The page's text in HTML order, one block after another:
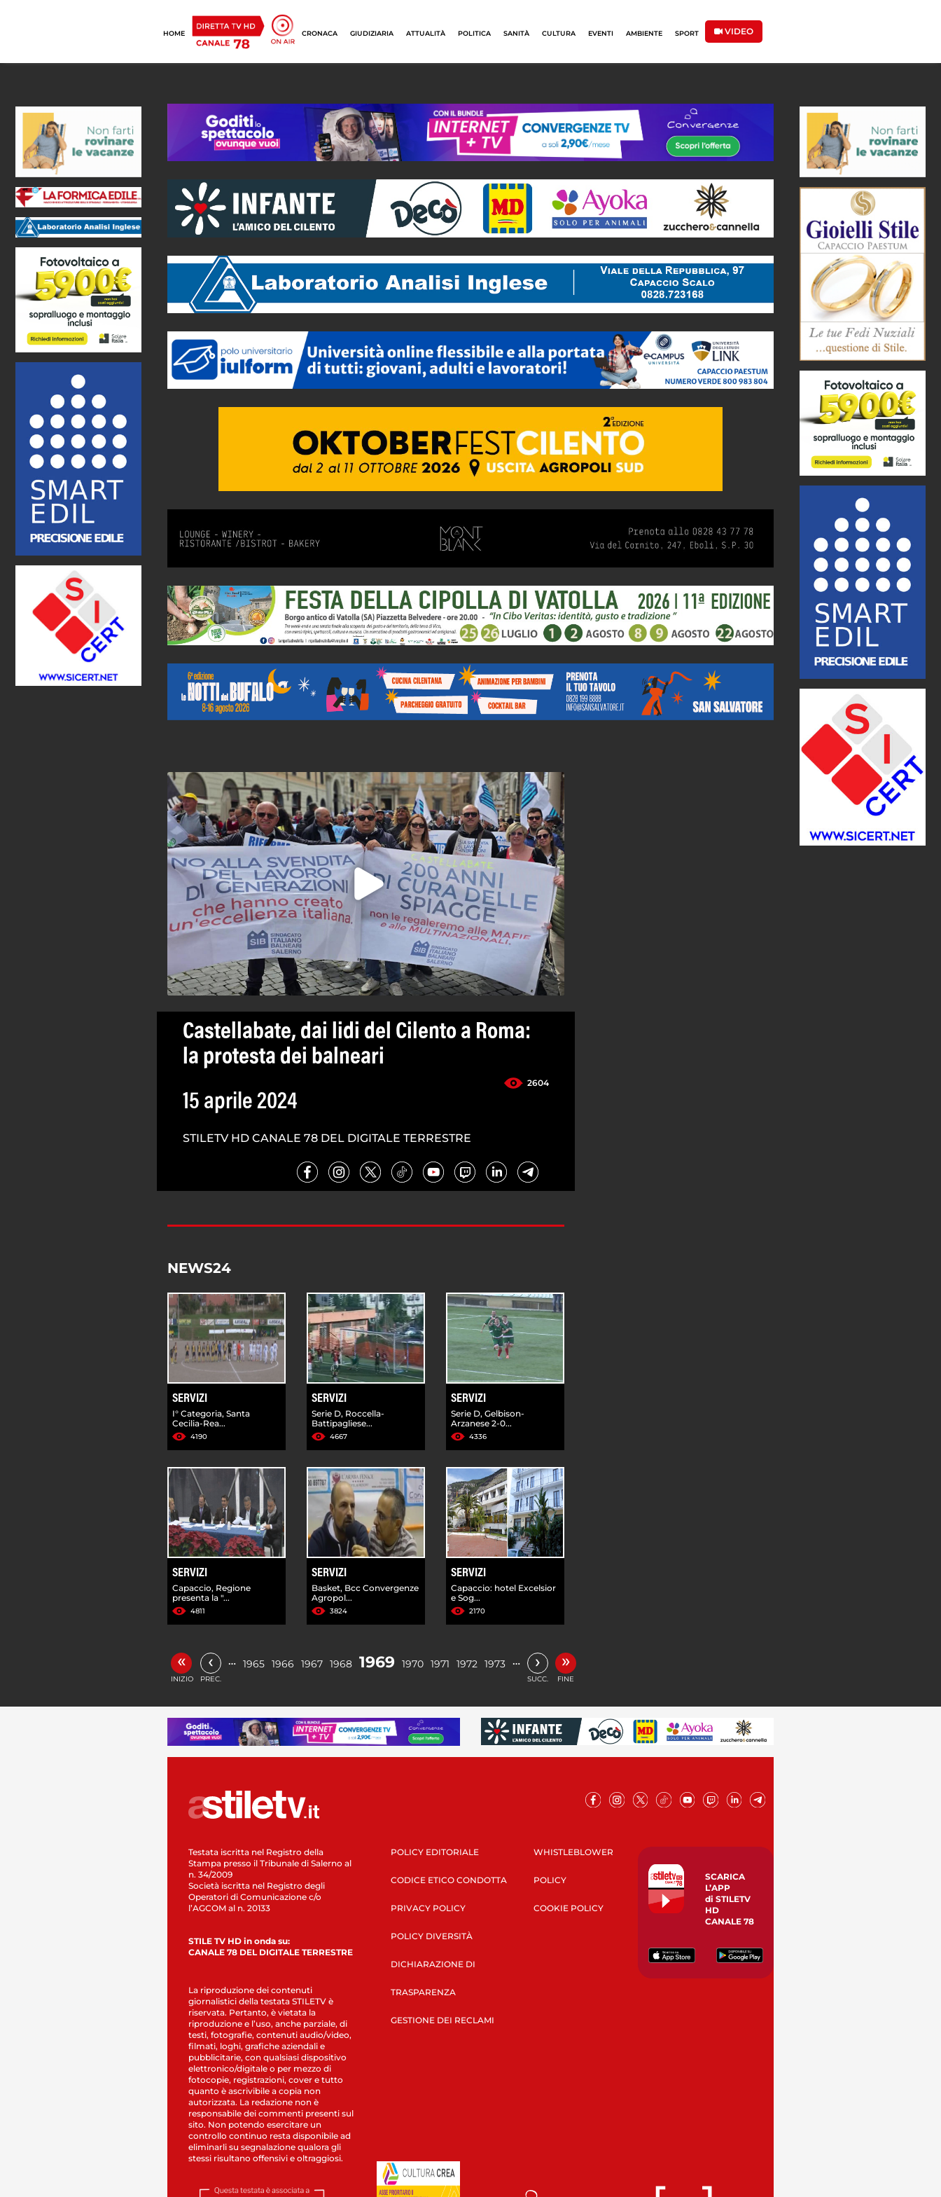
HOME CRONACA GIUDIZIARIA ATTUALITÀ POLITICA SANITÀ CULTURA EVENTI AMBIENTE SPORT VIDEO
Castellabate, dai lidi del Cilento a Roma:
la protesta dei balneari
2604
15 aprile 2024
STILETV HD CANALE 78 DEL DIGITALE TERRESTRE
NEWS24
SERVIZI
I° Categoria, Santa
Cecilia-Rea...
4190
SERVIZI
Serie D, Roccella-
Battipagliese...
4667
SERVIZI
Serie D, Gelbison-
Arzanese 2-0...
4336
SERVIZI
Capaccio, Regione
presenta la "...
4811
SERVIZI
Basket, Bcc Convergenze
Agropol...
3824
SERVIZI
Capaccio: hotel Excelsior
e Sog...
2170
«
INIZIO
‹
PREC.
… 1965 1966 1967 1968 1969 1970 1971 1972 1973 … ›
SUCC.
»
FINE
Testata iscritta nel Registro della
Stampa presso il Tribunale di Salerno al
n. 34/2009
Società iscritta nel Registro degli
Operatori di Comunicazione c/o
l’AGCOM al n. 20133
STILE TV HD in onda su:
CANALE 78 DEL DIGITALE TERRESTRE
La riproduzione dei contenuti
giornalistici della testata STILETV è
riservata. Pertanto, è vietata la
riproduzione e l’uso, anche parziale, di
testi, fotografie, contenuti audio/video,
filmati, loghi, grafiche aziendali e
pubblicitarie, con qualsiasi dispositivo
elettronico/digitale o per mezzo di
fotocopie, registrazioni, cover e tutto
quanto è ascrivibile a copia non
autorizzata. La redazione non è
responsabile dei commenti presenti sul
sito. Non potendo esercitare un
controllo continuo resta disponibile ad
eliminarli su segnalazione qualora gli
stessi risultano offensivi e oltraggiosi.
POLICY EDITORIALE
CODICE ETICO CONDOTTA
PRIVACY POLICY
POLICY DIVERSITÀ
DICHIARAZIONE DI
TRASPARENZA
GESTIONE DEI RECLAMI
WHISTLEBLOWER
POLICY
COOKIE POLICY
SCARICA
L’APP
di STILETV
HD
CANALE 78